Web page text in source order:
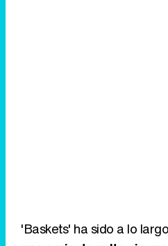
'Baskets' ha sido a lo